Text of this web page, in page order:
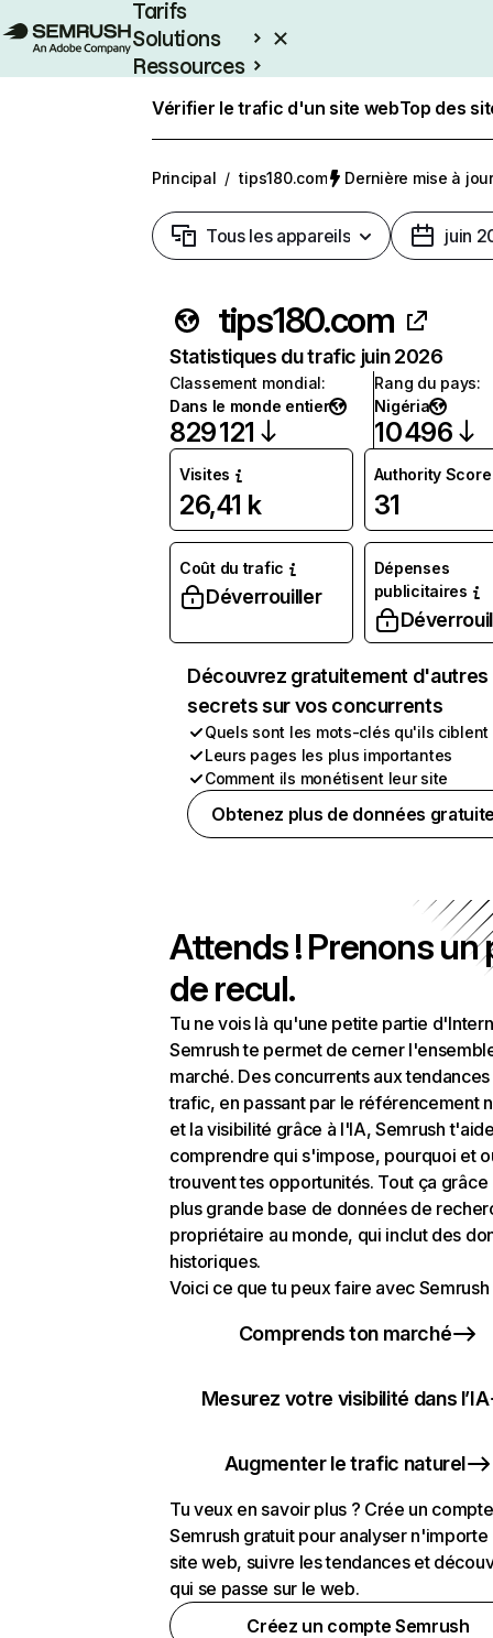
Tarifs
Solutions
Ressources
Vérifier le trafic d'un site webTop des
Principal / tips180.com Dernière mise à
Tous les appareils juin
tips180.com
Statistiques du trafic juin 2026
Classement mondial:
Dans le monde entier
829 121
Rang du pays:
Nigéria
10 496
Visites
26,41 k
Authority Score
31
Coût du trafic
Déverrouiller
Dépenses
publicitaires
Découvrez gratuitement d'autres
secrets sur vos concurrents
Quels sont les mots-clés qu'ils ciblent
Leurs pages les plus importantes
Comment ils monétisent leur site
Obtenez plus de données
Attends ! Prenons un
de recul.
Tu ne vois là qu'une petite partie
Semrush te permet de cerner
marché. Des concurrents aux
trafic, en passant par le référencement
et la visibilité grâce à l'IA, Semrush
comprendre qui s'impose, pourquoi et
trouvent tes opportunités. Tout ça grâce
plus grande base de données de
propriétaire au monde, qui inclut des
historiques.
Voici ce que tu peux faire avec Semrush
Comprends ton marché
Mesurez votre visibilité dans l’IA
Augmenter le trafic naturel
Tu veux en savoir plus ? Crée un compte
Semrush gratuit pour analyser n'importe
site web, suivre les tendances et
qui se passe sur le web.
Créez un compte Semrush